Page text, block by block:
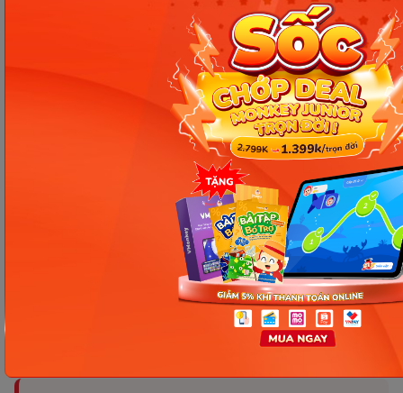
Hy vọng qua bài viết trên, các ba mẹ sẽ có thêm
kiến thức và kinh nghiệm về
phương pháp Đánh
. Ngoài ra, ba mẹ cũng có thể tìm
hiểu thêm về phương pháp này tại Monkey
Tutoring - nơi trẻ sẽ được học trực tuyến cùng gia
sư quốc tế, được hỗ trợ bởi công nghệ AI và được
cam kết đầu ra theo khung chương trình
Cambridge. Đăng ký để trải nghiệm phương pháp
Phonics cùng Monkey Tutoring tại Monkey
Tutoring và cùng trẻ khám phá thế giới tiếng Anh